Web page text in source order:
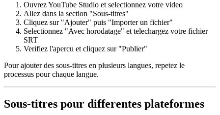
Ouvrez YouTube Studio et selectionnez votre video
Allez dans la section "Sous-titres"
Cliquez sur "Ajouter" puis "Importer un fichier"
Selectionnez "Avec horodatage" et telechargez votre fichier
SRT
Verifiez l'apercu et cliquez sur "Publier"
Pour ajouter des sous-titres en plusieurs langues, repetez le
processus pour chaque langue.
Sous-titres pour differentes plateformes